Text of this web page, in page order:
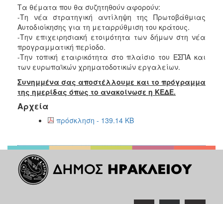
ΔΗΜΟΤΗΣ
ΕΠΙΣΚΕΠΤΗΣ
ΗΡΑΚΛΕΙΟ
Τα θέματα που θα συζητηθούν αφορούν:
-Τη νέα στρατηγική αντίληψη της Πρωτοβάθμιας
Αυτοδιοίκησης για τη μεταρρύθμιση του κράτους.
-Την επιχειρησιακή ετοιμότητα των δήμων στη νέα
προγραμματική περίοδο.
-Την τοπική εταιρικότητα στο πλαίσιο του ΕΣΠΑ και
των ευρωπαϊκών χρηματοδοτικών εργαλείων.
Συνημμένα σας αποστέλλουμε και το πρόγραμμα
της ημερίδας όπως το ανακοίνωσε η ΚΕΔΕ.
Αρχεία
πρόσκληση - 139.14 KB